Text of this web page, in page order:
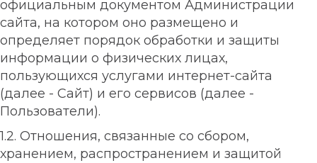
официальным документом Администрации
сайта, на котором оно размещено и
определяет порядок обработки и защиты
информации о физических лицах,
пользующихся услугами интернет-сайта
(далее - Сайт) и его сервисов (далее -
Пользователи).
1.2. Отношения, связанные со сбором,
хранением, распространением и защитой